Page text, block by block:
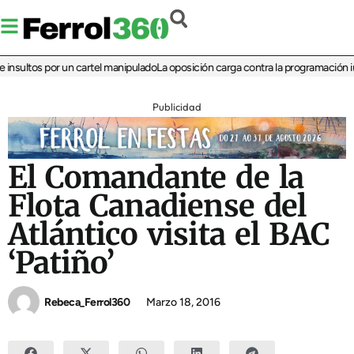
por un cartel manipuladoLa oposición carga contra la programación
Publicidad
El Comandante de la
Flota Canadiense del
Atlántico visita el BAC
‘Patiño’
Rebeca_Ferrol360 Marzo 18, 2016